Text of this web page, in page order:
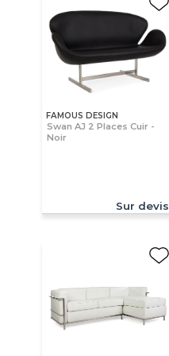
FAMOUS DESIGN
Swan AJ 2 Places Cuir -
Noir
Sur devis